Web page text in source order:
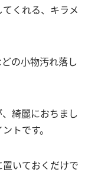
くれる、キラメ
の小物汚れ落し
綺麗におちまし
トです。
いておくだけで